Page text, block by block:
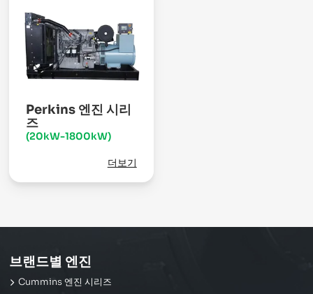
Perkins 엔진 시리
즈
(20kW-1800kW)
더보기
브랜드별 엔진
Cummins 엔진 시리즈